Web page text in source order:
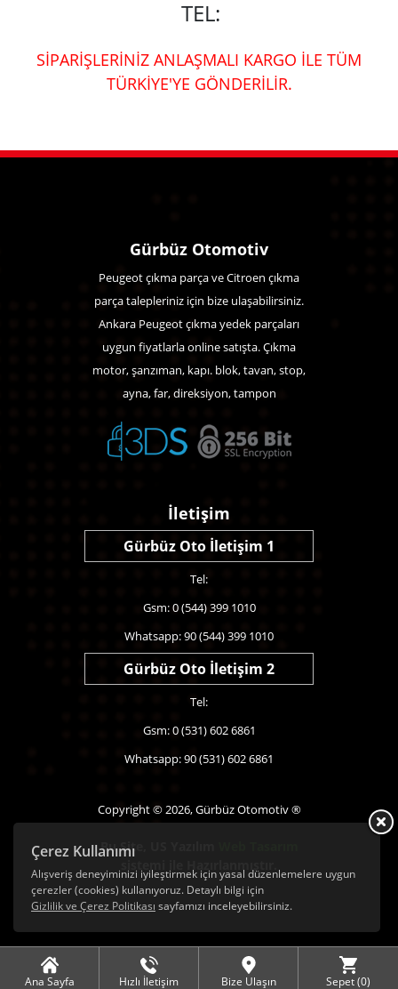
TEL:
SİPARİŞLERİNİZ ANLAŞMALI KARGO İLE TÜM
TÜRKİYE'YE GÖNDERİLİR.
Ana Sayfa Hızlı İletişim Bize Ulaşın Sepet (0)
Çerez Kullanımı
Alışveriş deneyiminizi iyileştirmek için yasal düzenlemelere uygun
çerezler (cookies) kullanıyoruz. Detaylı bilgi için
Gizlilik ve Çerez Politikası sayfamızı inceleyebilirsiniz.
Gürbüz Otomotiv
Peugeot çıkma parça ve Citroen çıkma
parça talepleriniz için bize ulaşabilirsiniz.
Ankara Peugeot çıkma yedek parçaları
uygun fiyatlarla online satışta. Çıkma
motor, şanzıman, kapı. blok, tavan, stop,
ayna, far, direksiyon, tampon
İletişim
Gürbüz Oto İletişim 1
Tel:
Gsm: 0 (544) 399 1010
Whatsapp: 90 (544) 399 1010
Gürbüz Oto İletişim 2
Tel:
Gsm: 0 (531) 602 6861
Whatsapp: 90 (531) 602 6861
Copyright © 2026, Gürbüz Otomotiv ®
Bu Site,